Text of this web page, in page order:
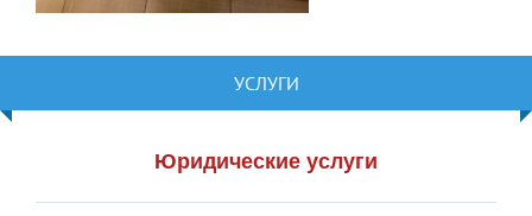
УСЛУГИ
Юридические услуги